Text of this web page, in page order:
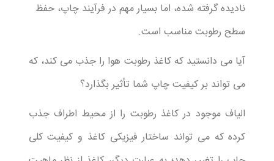
نادیده گرفته شده، اما بسیار مهم در فرآیند چاپ، حفظ
سطح رطوبت مناسب است.
آیا می دانستید که کاغذ رطوبت هوا را جذب می کند، که
می تواند بر کیفیت چاپ شما تأثیر بگذارد؟
الیاف موجود در کاغذ رطوبت را از محیط اطراف جذب
کرده که می تواند ساختار فیزیکی کاغذ و کیفیت کلی